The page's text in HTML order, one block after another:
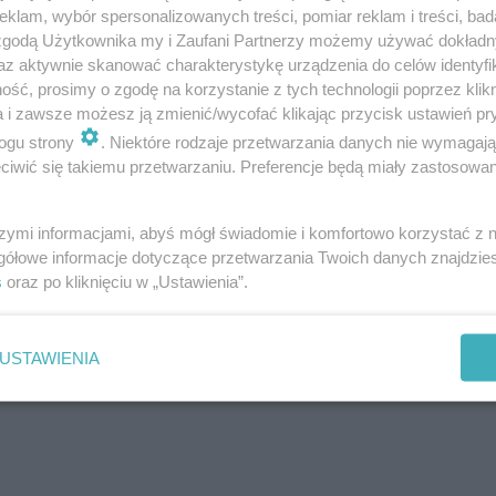
przewidywania. Zgodnie z pierwszymi
Kwiecień to temperatury od 8-19 stopni
to zaktualizujemy informację!
mieście są ferie zimowe?
wybór spersonalizowanych treści, pomiar reklam i treści,
Użytkownika my i Zaufani Partnerzy możemy używać
aktywnie skanować charakterystykę urządzenia do celów
prosimy o zgodę na korzystanie z tych technologii poprzez
i zawsze możesz ją zmienić/wycofać klikając przycisk ustawień
strony
. Niektóre rodzaje przetwarzania danych nie
się takiemu przetwarzaniu. Preferencje będą miały
informacjami, abyś mógł świadomie i komfortowo korzystać z
informacje dotyczące przetwarzania Twoich danych
oraz po kliknięciu w „Ustawienia”.
USTAWIENIA